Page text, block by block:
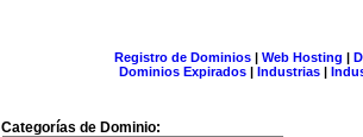
Registro de Dominios| Web Hosting |
Dominios Expirados | Industrias |
Categorías de Dominio: